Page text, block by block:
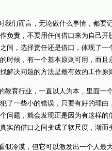
们而言，无论做什么事情，都要
负责，不要用任何借口来为自己开
间，选择责任还是借口，体现了一
时候，有一个基本原则可用，而
解决问题的方法是最有效的工作原
育行业，一直以人为本，里面一
了一些小的错误，只要有好的理由
问题，就会发现正是因为有这样
实的借口之间变成了软尺度，渐而
冷漠，但它可以激发出一个人最大